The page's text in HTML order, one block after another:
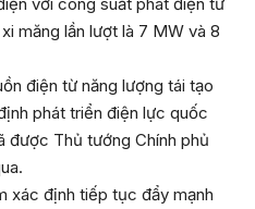
măng lần lượt là 7 MW và 8
điện từ năng lượng tái tạo
phát triển điện lực quốc
được Thủ tướng Chính phủ
xác định tiếp tục đẩy mạnh